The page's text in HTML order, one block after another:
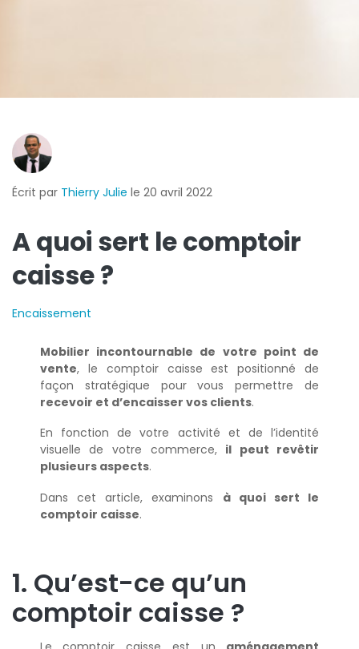
Écrit par Thierry Julie le 20 avril 2022
A quoi sert le comptoir
caisse ?
Encaissement
Mobilier incontournable de votre point de
vente, le comptoir caisse est positionné de
façon stratégique pour vous permettre de
recevoir et d’encaisser vos clients.
En fonction de votre activité et de l’identité
visuelle de votre commerce, il peut revêtir
plusieurs aspects.
Dans cet article, examinons à quoi sert le
comptoir caisse.
1. Qu’est-ce qu’un
comptoir caisse ?